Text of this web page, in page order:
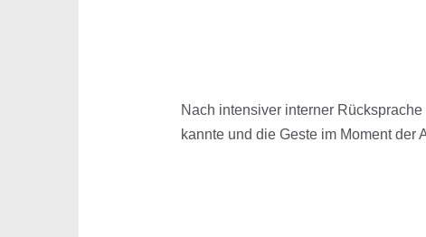
Nach intensiver interner
kannte und die Geste im Moment